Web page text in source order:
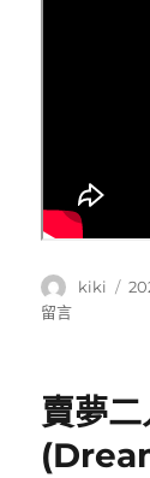
作
kiki
發
留言
賣夢